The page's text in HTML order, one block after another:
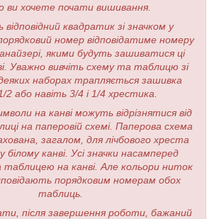
ви хочете почати вишивання.
відповідний квадратик зі значком у
номер відповідатиме номеру
якими будуть зашиватися ці
Уважно вивчіть схему та таблицю зі
наборах трапляється зашивка
2 або навіть 3/4 і 1/4 хрестика.
на канві можуть відрізнятися від
на паперовій схемі. Паперова схема
загалом, для лічбового хреста
канві. Усі значки насамперед
таблицею на канві. Але кольори ниток
порядковим номерам обох
таблиць.
після завершення роботи, бажаний